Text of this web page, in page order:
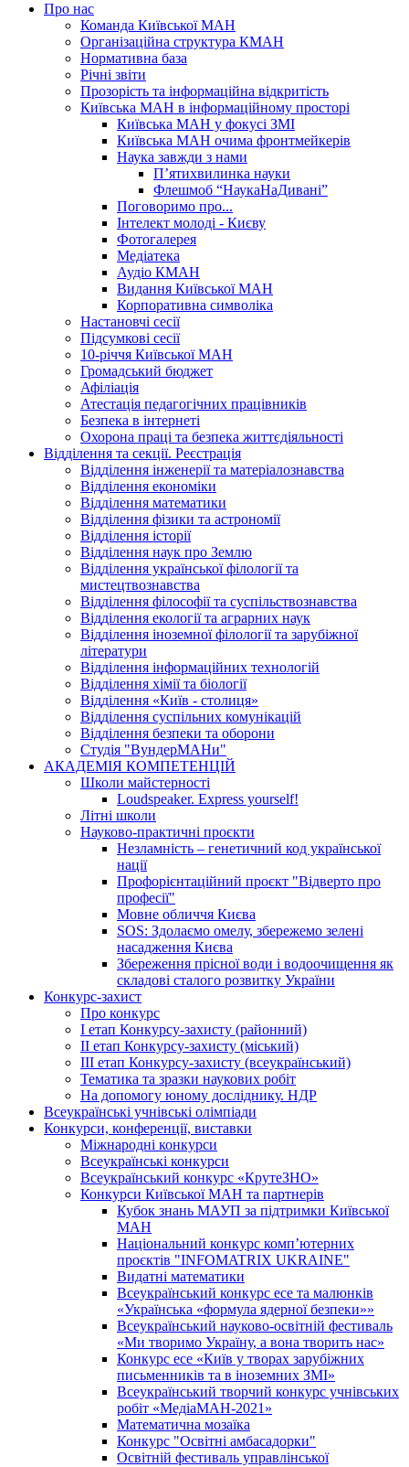
Про нас
Команда Київської МАН
Організаційна структура КМАН
Нормативна база
Річні звіти
Прозорість та інформаційна відкритість
Київська МАН в інформаційному просторі
Київська МАН у фокусі ЗМІ
Київська МАН очима фронтмейкерів
Наука завжди з нами
П’ятихвилинка науки
Флешмоб “НаукаНаДивані”
Поговоримо про...
Інтелект молоді - Києву
Фотогалерея
Медіатека
Аудіо КМАН
Видання Київської МАН
Корпоративна символіка
Настановчі сесії
Підсумкові сесії
10-річчя Київської МАН
Громадський бюджет
Афіліація
Атестація педагогічних працівників
Безпека в інтернеті
Охорона праці та безпека життєдіяльності
Відділення та секції. Реєстрація
Відділення інженерії та матеріалознавства
Відділення економіки
Відділення математики
Відділення фізики та астрономії
Відділення історії
Відділення наук про Землю
Відділення української філології та
мистецтвознавства
Відділення філософії та суспільствознавства
Відділення екології та аграрних наук
Відділення іноземної філології та зарубіжної
літератури
Відділення інформаційних технологій
Відділення хімії та біології
Відділення «Київ - столиця»
Відділення суспільних комунікацій
Відділення безпеки та оборони
Студія "ВундерМАНи"
АКАДЕМІЯ КОМПЕТЕНЦІЙ
Школи майстерності
Loudspeaker. Express yourself!
Літні школи
Науково-практичні проєкти
Незламність – генетичний код української
нації
Профорієнтаційний проєкт "Відверто про
професії"
Мовне обличчя Києва
SOS: Здолаємо омелу, збережемо зелені
насадження Києва
Збереження прісної води і водоочищення як
складові сталого розвитку України
Конкурс-захист
Про конкурс
І етап Конкурсу-захисту (районний)
ІІ етап Конкурсу-захисту (міський)
ІІІ етап Конкурсу-захисту (всеукраїнський)
Тематика та зразки наукових робіт
На допомогу юному досліднику. НДР
Всеукраїнські учнівські олімпіади
Конкурси, конференції, виставки
Міжнародні конкурси
Всеукраїнські конкурси
Всеукраїнський конкурс «КрутеЗНО»
Конкурси Київської МАН та партнерів
Кубок знань МАУП за підтримки Київської
МАН
Національний конкурс комп’ютерних
проєктів "INFOMATRIX UKRAINE"
Видатні математики
Всеукраїнський конкурс есе та малюнків
«Українська «формула ядерної безпеки»»
Всеукраїнський науково-освітній фестиваль
«Ми творимо Україну, а вона творить нас»
Конкурс есе «Київ у творах зарубіжних
письменників та в іноземних ЗМІ»
Всеукраїнський творчий конкурс учнівських
робіт «МедіаМАН-2021»
Математична мозаїка
Конкурс "Освітні амбасадорки"
Освітній фестиваль управлінської